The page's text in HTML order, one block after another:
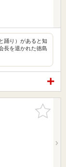
踊り）があると知
長を退かれた徳島
お気に入
りに追加